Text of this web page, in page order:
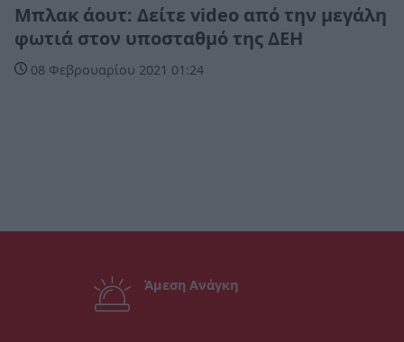
Μπλακ άουτ: Δείτε video από την μεγάλη
φωτιά στον υποσταθμό της ΔΕΗ
08 Φεβρουαρίου 2021 01:24
Άμεση Ανάγκη